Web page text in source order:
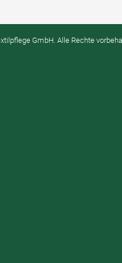
GmbH. Alle Rechte